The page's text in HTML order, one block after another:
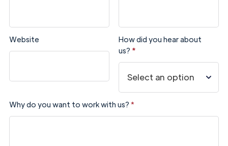
Website
How did you hear about
us? *
Why do you want to work with us? *